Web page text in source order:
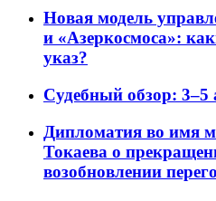
Новая модель
и «Азеркосмоса»:
указ?
Судебный обзор: 3–5
Дипломатия во имя
Токаева о
возобновлении